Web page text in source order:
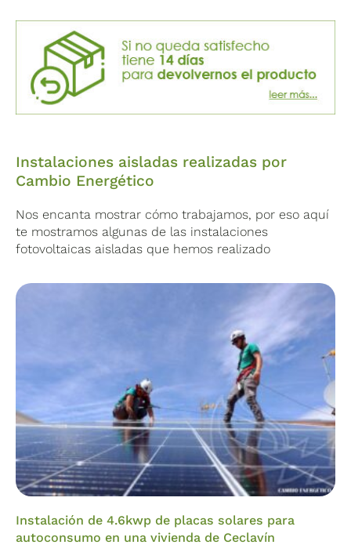
Instalaciones aisladas realizadas por
Cambio Energético
Nos encanta mostrar cómo trabajamos, por eso aquí
te mostramos algunas de las instalaciones
fotovoltaicas aisladas que hemos realizado
Instalación de 4.6kwp de placas solares para
autoconsumo en una vivienda de Ceclavín